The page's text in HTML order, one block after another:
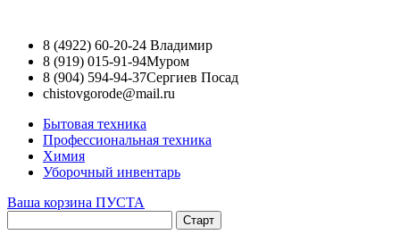
8 (4922) 60-20-24 Владимир
8 (919) 015-91-94Муром
8 (904) 594-94-37Сергиев Посад
chistovgorode@mail.ru
Бытовая техника
Профессиональная техника
Химия
Уборочный инвентарь
Ваша корзина ПУСТА